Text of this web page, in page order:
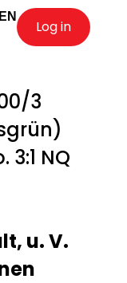
Log in
3
NQ
u. V.